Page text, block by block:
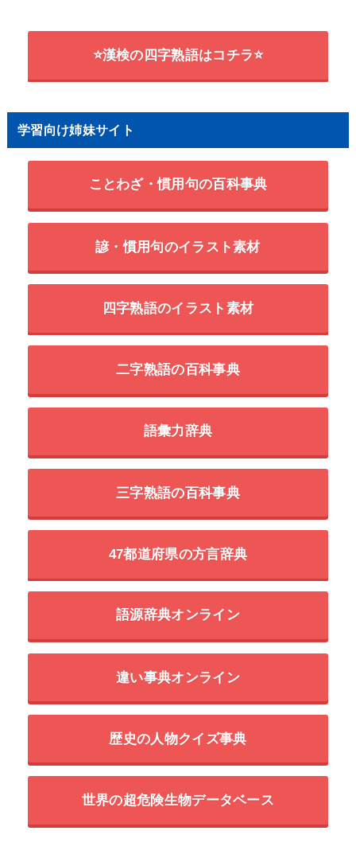
⭐漢検の四字熟語はコチラ⭐
学習向け姉妹サイト
ことわざ・慣用句の百科事典
諺・慣用句のイラスト素材
四字熟語のイラスト素材
二字熟語の百科事典
語彙力辞典
三字熟語の百科事典
47都道府県の方言辞典
語源辞典オンライン
違い事典オンライン
歴史の人物クイズ事典
世界の超危険生物データベース